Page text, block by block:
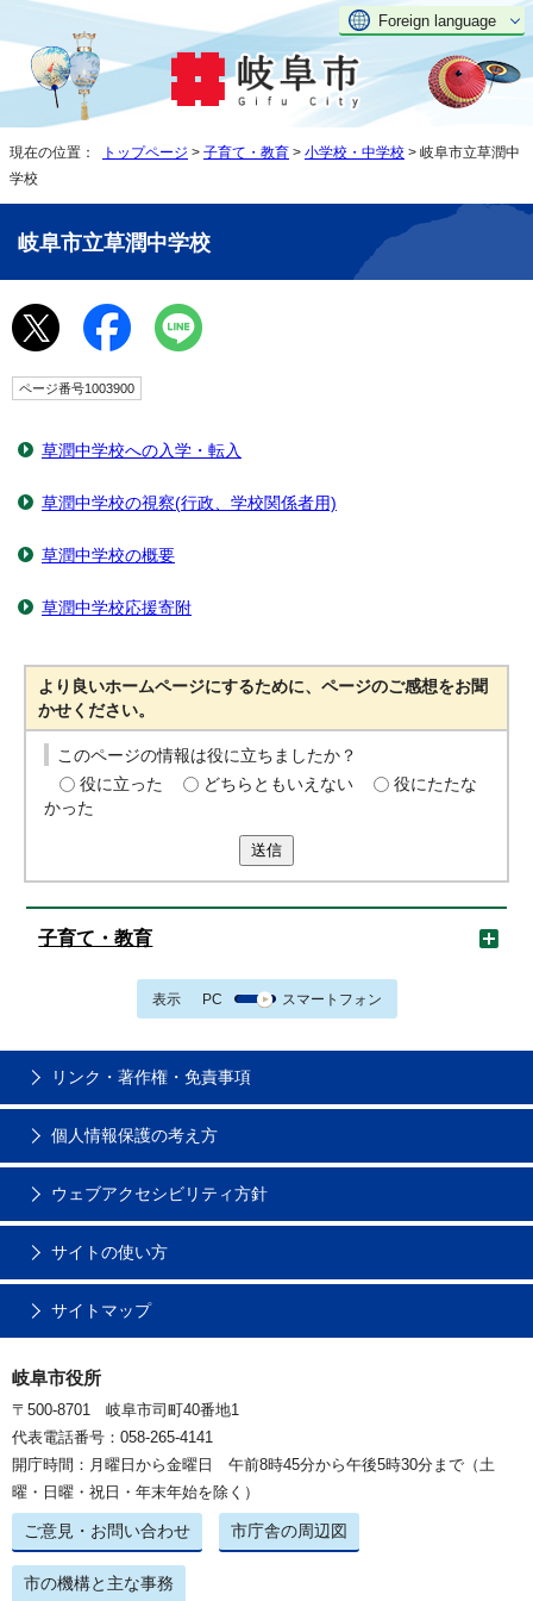
Foreign language
現在の位置： トップページ > 子育て・教育 > 小学校・中学校 > 岐阜市立草潤中
学校
岐阜市立草潤中学校
ページ番号1003900
草潤中学校への入学・転入
草潤中学校の視察(行政、学校関係者用)
草潤中学校の概要
草潤中学校応援寄附
より良いホームページにするために、ページのご感想をお聞
かせください。
このページの情報は役に立ちましたか？
役に立った
どちらともいえない
役にたたな
かった
送信
子育て・教育
表示 PC スマートフォン
リンク・著作権・免責事項
個人情報保護の考え方
ウェブアクセシビリティ方針
サイトの使い方
サイトマップ
岐阜市役所
〒500-8701 岐阜市司町40番地1
代表電話番号：058-265-4141
開庁時間：月曜日から金曜日 午前8時45分から午後5時30分まで（土
曜・日曜・祝日・年末年始を除く）
ご意見・お問い合わせ 市庁舎の周辺図
市の機構と主な事務